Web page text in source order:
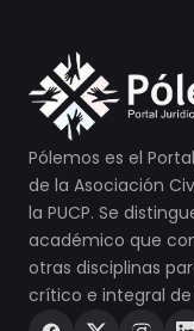
Pólemos es el
de la Asociación
la PUCP. Se
académico que
otras disciplinas
crítico e integral